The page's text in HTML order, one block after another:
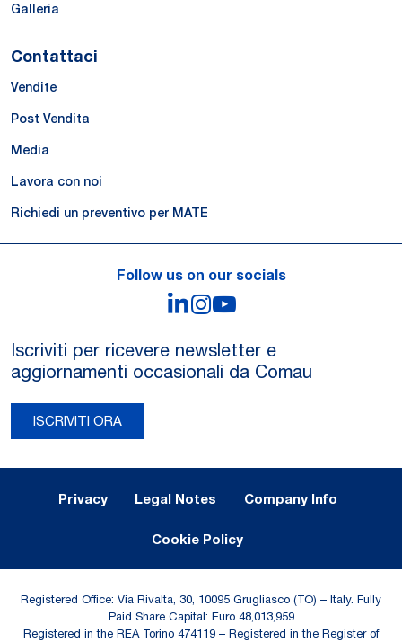
Galleria
Contattaci
Vendite
Post Vendita
Media
Lavora con noi
Richiedi un preventivo per MATE
Follow us on our socials
LinkedIn
Instagram
Iscriviti per ricevere newsletter e
aggiornamenti occasionali da Comau
ISCRIVITI ORA
Privacy Legal Notes Company Info
Cookie Policy
Registered Office: Via Rivalta, 30, 10095 Grugliasco (TO) – Italy. Fully
Paid Share Capital: Euro 48,013,959
Registered in the REA Torino 474119 – Registered in the Register of